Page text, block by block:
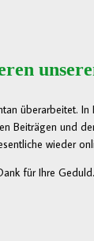
überarbeitet. In
Beiträgen und
wieder
für Ihre Geduld.